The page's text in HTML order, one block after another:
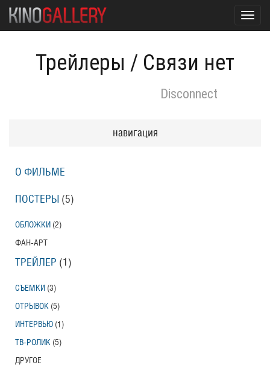
Трейлеры / Связи нет
Disconnect
навигация
О ФИЛЬМЕ
ПОСТЕРЫ (5)
ОБЛОЖКИ (2)
ФАН-АРТ
ТРЕЙЛЕР (1)
СЪЕМКИ (3)
ОТРЫВОК (5)
ИНТЕРВЬЮ (1)
ТВ-РОЛИК (5)
ДРУГОЕ